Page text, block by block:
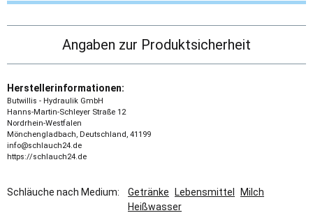
Angaben zur Produktsicherheit
Herstellerinformationen:
Butwillis - Hydraulik GmbH
Hanns-Martin-Schleyer Straße 12
Nordrhein-Westfalen
Mönchengladbach, Deutschland, 41199
info@schlauch24.de
https://schlauch24.de
Schläuche nach Medium: Getränke Lebensmittel
Milch
Heißwasser